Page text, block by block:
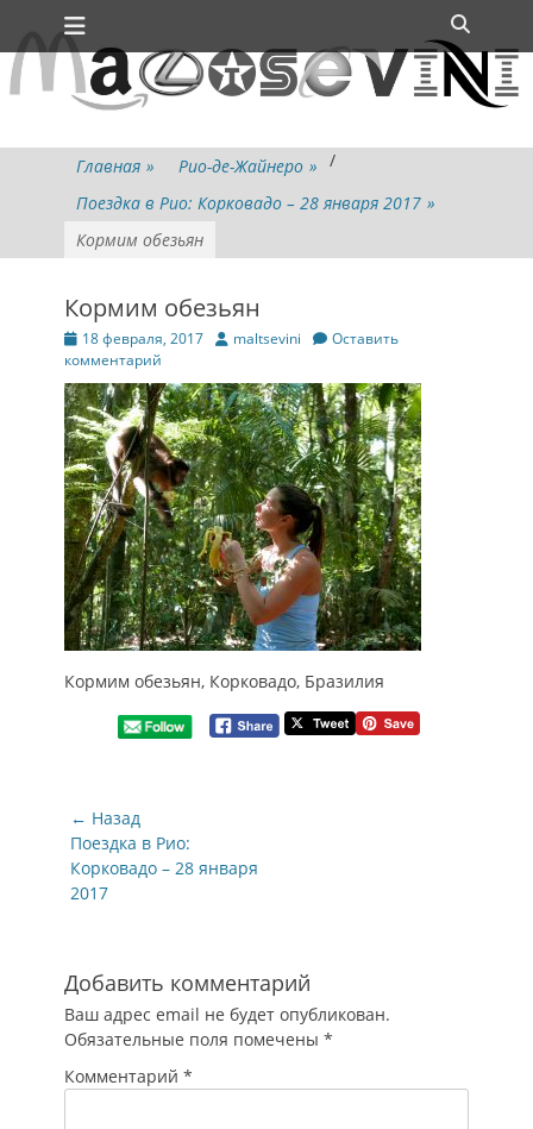
Перейти
содержимому
Основное меню
Главная » Рио-де-Жайнеро » /
Поездка в Рио: Корковадо – 28 января 2017 »
Кормим обезьян
Кормим обезьян
Опубликовано
18 февраля, 2017 Авторmaltsevini
Оставить
комментарий
Кормим обезьян, Корковадо, Бразилия
Навигация
по
записям
← Назад
Предыдущая
запись:
Поездка в Рио:
Корковадо – 28 января
2017
Добавить комментарий
Ваш адрес email не будет опубликован.
Обязательные поля помечены *
Комментарий *